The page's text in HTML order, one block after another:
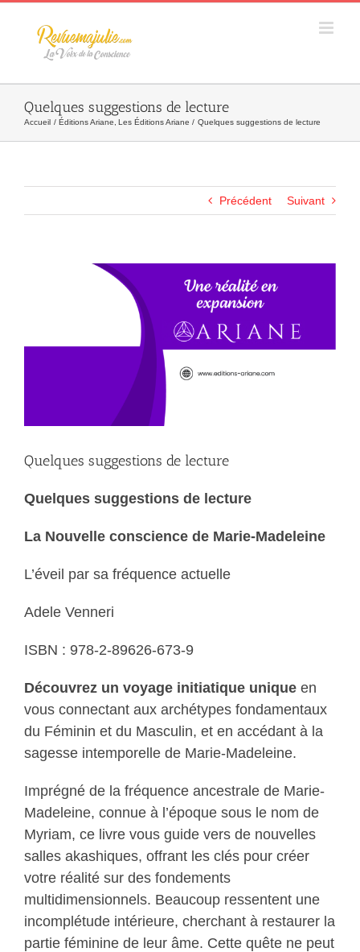
Skip
Quelques suggestions de lecture
Accueil Éditions Ariane Les Éditions Ariane Quelques suggestions de lecture
Précédent Suivant
Quelques suggestions de lecture
Quelques suggestions de lecture
La Nouvelle conscience de Marie-Madeleine
L’éveil par sa fréquence actuelle
Adele Venneri
ISBN : 978-2-89626-673-9
Découvrez un voyage initiatique unique en
vous connectant aux archétypes fondamentaux
du Féminin et du Masculin, et en accédant à la
sagesse intemporelle de Marie-Madeleine.
Imprégné de la fréquence ancestrale de Marie-
Madeleine, connue à l’époque sous le nom de
Myriam, ce livre vous guide vers de nouvelles
salles akashiques, offrant les clés pour créer
votre réalité sur des fondements
multidimensionnels. Beaucoup ressentent une
incomplétude intérieure, cherchant à restaurer la
partie féminine de leur âme. Cette quête ne peut